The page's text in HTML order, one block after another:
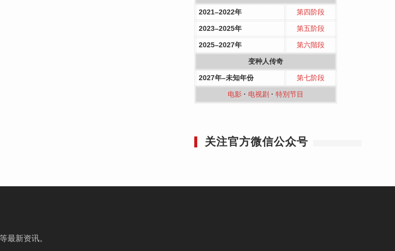
2021–2022年 第四阶段
2023–2025年 第五阶段
2025–2027年 第六階段
变种人传奇
2027年–未知年份 第七阶段
电影 · 电视剧 · 特別节目
关注官方微信公众号
最新资讯。